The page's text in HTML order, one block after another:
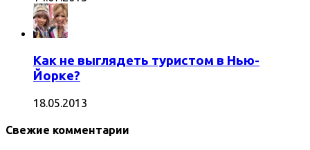
Как не выглядеть туристом в Нью-
Йорке?
18.05.2013
Свежие комментарии